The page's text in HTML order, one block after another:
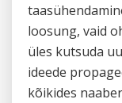
loosung, vaid
üles kutsuda
ideede
kõikides